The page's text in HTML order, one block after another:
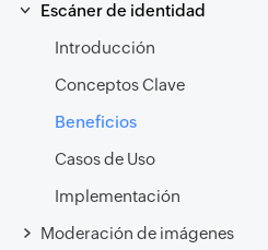
Escáner de identidad
Introducción
Conceptos Clave
Beneficios
Casos de Uso
Implementación
Moderación de imágenes